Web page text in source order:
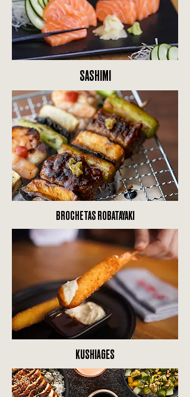
SASHIMI
BROCHETAS ROBATAYAKI
KUSHIAGES